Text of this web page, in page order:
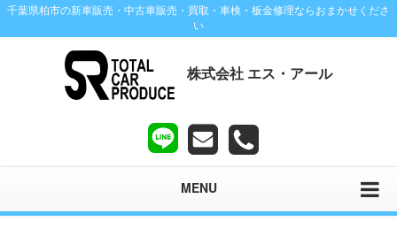
千葉県柏市の新車販売・中古車販売・買取・車検・板金修理ならおまかせくださ
い
株式会社 エス・アール
MENU